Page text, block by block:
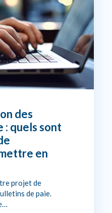
des
: quels sont
en
projet de
de paie.